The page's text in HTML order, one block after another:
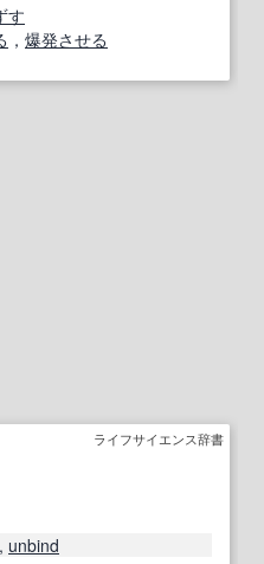
す
， 爆発させる
ライフサイエンス辞書
, unbind